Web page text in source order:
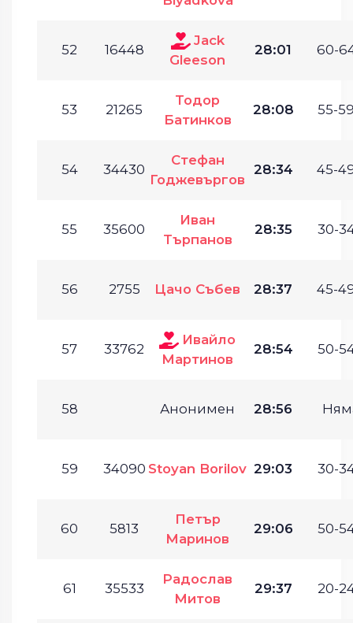
52 16448
Jack
Gleeson
28:01 60-
53 21265
Тодор
Батинков
28:08 55-
54 34430
Стефан
Годжевъргов
28:34 45-
55 35600
Иван
Търпанов
28:35 30-
56 2755 Цачо Събев 28:37 45-
57 33762
Ивайло
Мартинов
28:54 50-
58 Анонимен 28:56
59 34090 Stoyan Borilov 29:03 30-
60 5813
Петър
Маринов
29:06 50-
61 35533
Радослав
Митов
29:37 20-